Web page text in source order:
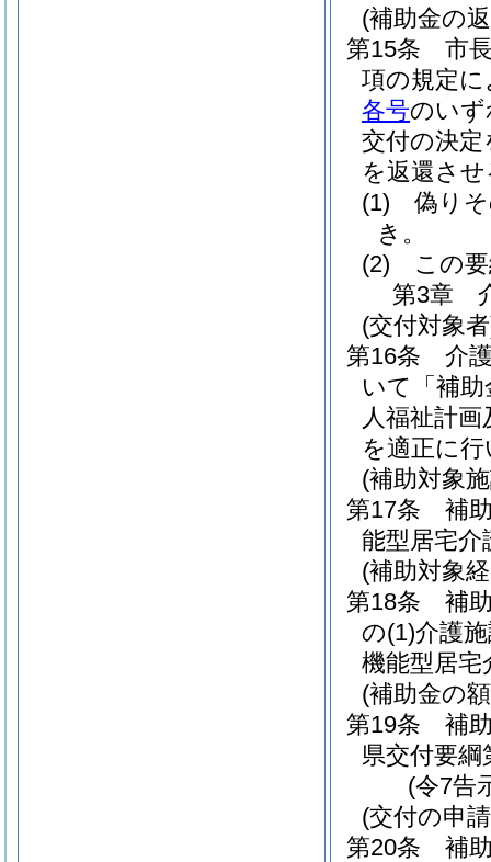
(補助金の
第15条
市
項の規定
各号のいず
交付の決
を返還さ
(1)
偽り
き。
(2)
この
第3章
(交付対象
第16条
介
いて「補
人福祉計
を適正に
(補助対象
第17条
補
能型居宅介
(補助対象
第18条
補
の(1)介護
機能型居
(補助金の
第19条
補
県交付要
(令7告
(交付の申
第20条
補